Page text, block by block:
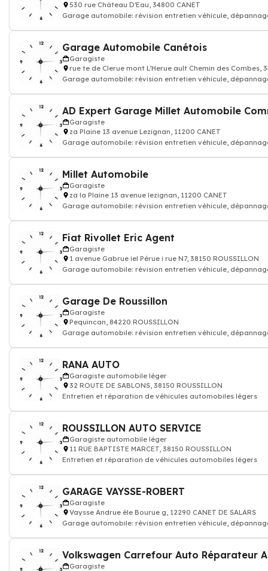
530 rue Château D'Eau, 34800 CANET
Garage automobile: révision entretien véhicule,
Garage Automobile Canétois
Garagiste
rue te de Clerue mont L'Herue ault Chemin des Combes,
Garage automobile: révision entretien véhicule,
AD Expert Garage Millet Automobile
Garagiste
za Plaine 13 avenue Lezignan, 11200 CANET
Garage automobile: révision entretien véhicule,
Millet Automobile
Garagiste
za la Plaine 13 avenue lezignan, 11200 CANET
Garage automobile: révision entretien véhicule,
Fiat Rivollet Eric Agent
Garagiste
1 avenue Gabrue iel Pérue i rue N7, 38150 ROUSSILLON
Garage automobile: révision entretien véhicule,
Garage De Roussillon
Garagiste
Pequincan, 84220 ROUSSILLON
Garage automobile: révision entretien véhicule,
RANA AUTO
Garagiste automobile léger
32 ROUTE DE SABLONS, 38150 ROUSSILLON
Entretien et réparation de véhicules automobiles légers
ROUSSILLON AUTO SERVICE
Garagiste automobile léger
11 RUE BAPTISTE MARCET, 38150 ROUSSILLON
Entretien et réparation de véhicules automobiles légers
GARAGE VAYSSE-ROBERT
Garagiste
Vaysse Andrue éle Bourue g, 12290 CANET DE SALARS
Garage automobile: révision entretien véhicule,
Volkswagen Carrefour Auto Réparateur
Garagiste